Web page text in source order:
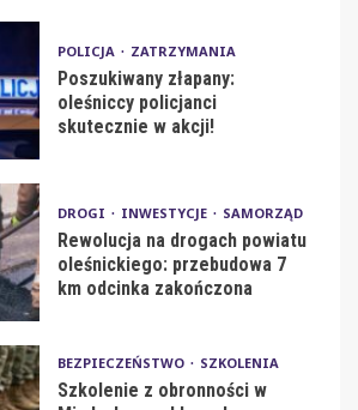
POLICJA ZATRZYMANIA
Poszukiwany złapany:
oleśniccy policjanci
skutecznie w akcji!
DROGI INWESTYCJE SAMORZĄD
Rewolucja na drogach powiatu
oleśnickiego: przebudowa 7
km odcinka zakończona
BEZPIECZEŃSTWO SZKOLENIA
Szkolenie z obronności w